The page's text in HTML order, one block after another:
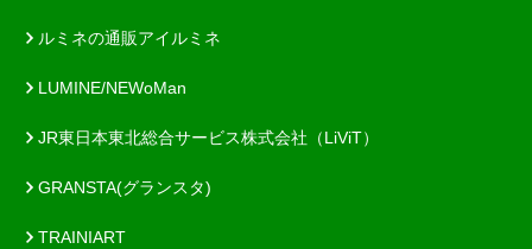
ルミネの通販アイルミネ
LUMINE/NEWoMan
JR東日本東北総合サービス株式会社（LiViT）
GRANSTA(グランスタ)
TRAINIART